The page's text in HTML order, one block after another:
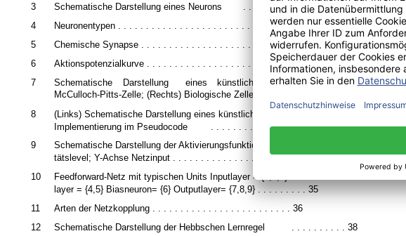
3
Schematische Darstellung eines Neurons
. . . . . . . . . . . . . . . . 16
4
Neuronentypen . . . . . . . . . . . . . . . . . . . . . . . . . . . . . . 18
5
Chemische Synapse . . . . . . . . . . . . . . . . . . . . . . . . . . . . 21
6
Aktionspotenzialkurve . . . . . . . . . . . . . . . . . . . . . . . . . . 23
7
Schematische Darstellung eines künstlichen Neurons;
(Links)
McCulloch-Pitts-Zelle; (Rechts) Biologische Zelle
8
(Links) Schematische Darstellung eines künstlichen Neurons; (Rechts)
Implementierung im Pseudocode
. . . . . . . . . . . . . . . . . . . . 29
9
Schematische Darstellung der Aktivierungsfunktion: X-Achse Aktivi-
tätslevel; Y-Achse Netzinput . . . . . . . . . . . . . . . . . . . . . . . 31
10
Feedforward-Netz mit typischen Units Inputlayer = {1,2,3} Hidden-
layer = {4,5} Biasneuron= {6} Outputlayer= {7,8,9} . . . . . . . . . 35
11
Arten der Netzkopplung . . . . . . . . . . . . . . . . . . . . . . . . . 36
12
Schematische Darstellung der Hebbschen Lernregel
. . . . . . . . . . 38